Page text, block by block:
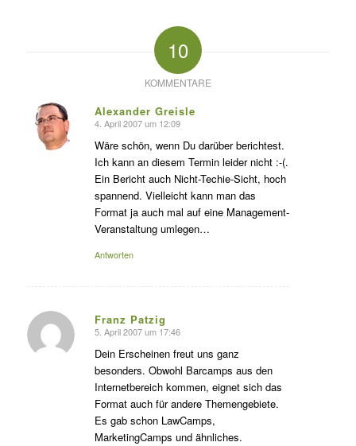
10
KOMMENTARE
Alexander Greisle
s
agte:
4. April 2007 um 12:09
Wäre schön, wenn Du darüber berichtest.
Ich kann an diesem Termin leider nicht :-(.
Ein Bericht auch Nicht-Techie-Sicht, hoch
spannend. Vielleicht kann man das
Format ja auch mal auf eine Management-
Veranstaltung umlegen…
Antworten
Franz Patzig
s
agte:
5. April 2007 um 17:46
Dein Erscheinen freut uns ganz
besonders. Obwohl Barcamps aus den
Internetbereich kommen, eignet sich das
Format auch für andere Themengebiete.
Es gab schon LawCamps,
MarketingCamps und ähnliches.